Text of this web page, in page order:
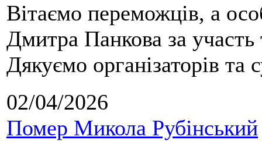
Вітаємо переможців, а
Дмитра Панкова за
Дякуємо організаторів та
02/04/2026
Помер Микола Рубінський